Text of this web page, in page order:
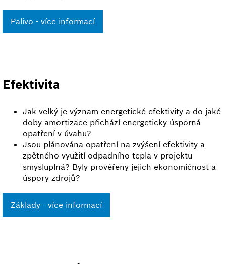
Palivo - více informací
Efektivita
Jak velký je význam energetické efektivity a do jaké
doby amortizace přichází energeticky úsporná
opatření v úvahu?
Jsou plánována opatření na zvýšení efektivity a
zpětného využití odpadního tepla v projektu
smysluplná? Byly prověřeny jejich ekonomičnost a
úspory zdrojů?
Základy - více informací